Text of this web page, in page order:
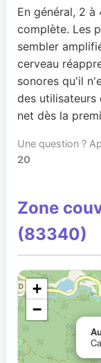
En général, 2
complète. Les
sembler
cerveau
sonores qu'il
des utilisateurs
net dès la
Une question ?
20
Zone
(83340)
+
−